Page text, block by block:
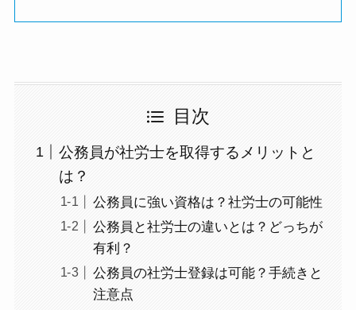
目次
公務員が社労士を取得するメリットと
は？
公務員に強い資格は？社労士の可能性
公務員と社労士の違いとは？どっちが
有利？
公務員の社労士登録は可能？手続きと
注意点